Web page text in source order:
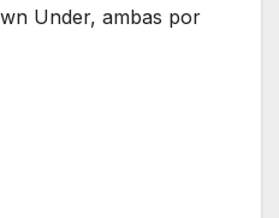
Under, ambas por